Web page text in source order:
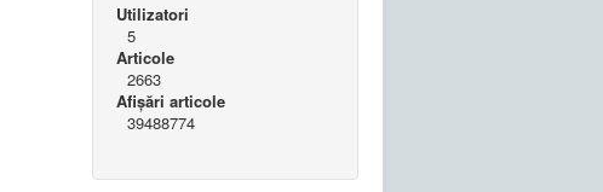
Utilizatori
5
Articole
2663
Afișări articole
39488774